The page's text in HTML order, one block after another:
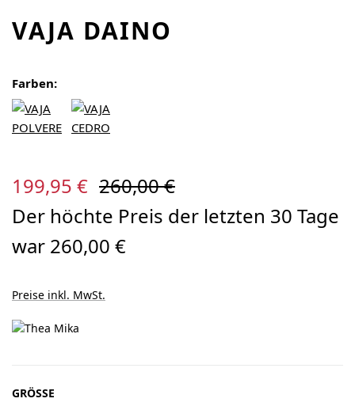
VAJA DAINO
Farben:
Verkaufspreis:
199,95 € Regulärer Preis:
260,00 €
Der höchte Preis der letzten 30 Tage
war 260,00 €
Preise inkl. MwSt.
GRÖSSE